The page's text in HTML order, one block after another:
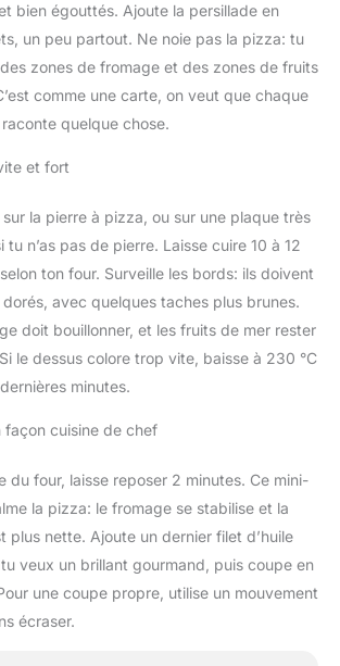
bien égouttés. Ajoute la persillade en
un peu partout. Ne noie pas la pizza: tu
zones de fromage et des zones de fruits
comme une carte, on veut que chaque
quelque chose.
et fort
sur la pierre à pizza, ou sur une plaque très
tu n’as pas de pierre. Laisse cuire 10 à 12
ton four. Surveille les bords: ils doivent
avec quelques taches plus brunes.
doit bouillonner, et les fruits de mer rester
le dessus colore trop vite, baisse à 230 °C
minutes.
façon cuisine de chef
du four, laisse reposer 2 minutes. Ce mini-
la pizza: le fromage se stabilise et la
plus nette. Ajoute un dernier filet d’huile
tu veux un brillant gourmand, puis coupe en
une coupe propre, utilise un mouvement
écraser.